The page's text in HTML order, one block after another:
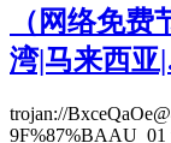
（网络免
湾|马来西
trojan://
9F%87%BAAU_01